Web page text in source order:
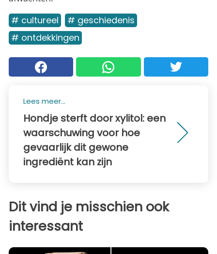
# cultureel
# geschiedenis
# ontdekkingen
Lees meer...
Hondje sterft door xylitol: een
waarschuwing voor hoe
gevaarlijk dit gewone
ingrediënt kan zijn
Dit vind je misschien ook
interessant